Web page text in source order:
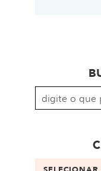
Procurar
por:
Categorias